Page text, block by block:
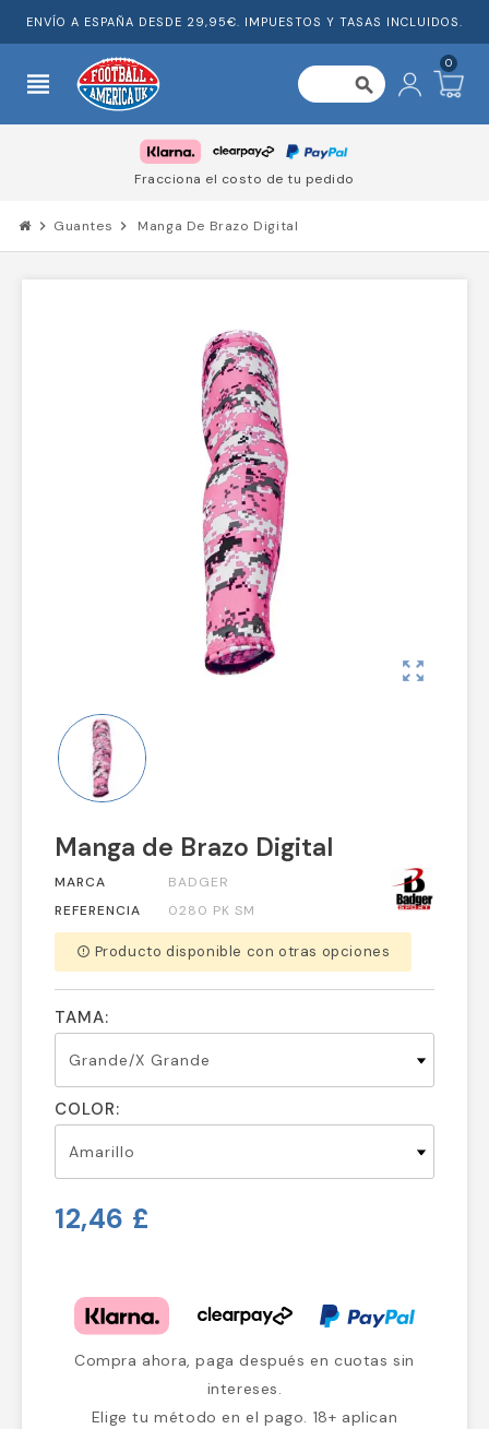
ENVÍO A ESPAÑA DESDE 29,95€. IMPUESTOS Y TASAS INCLUIDOS.
view_headline search
0
Fracciona el costo de tu pedido
chevron_right Guantes chevron_right Manga De Brazo Digital
zoom_out_map
Manga de Brazo Digital
MARCA
BADGER
REFERENCIA
0280 PK SM
error_outline Producto disponible con otras opciones
TAMA:
COLOR:
12,46 £
Compra ahora, paga después en cuotas sin
intereses.
Elige tu método en el pago. 18+ aplican